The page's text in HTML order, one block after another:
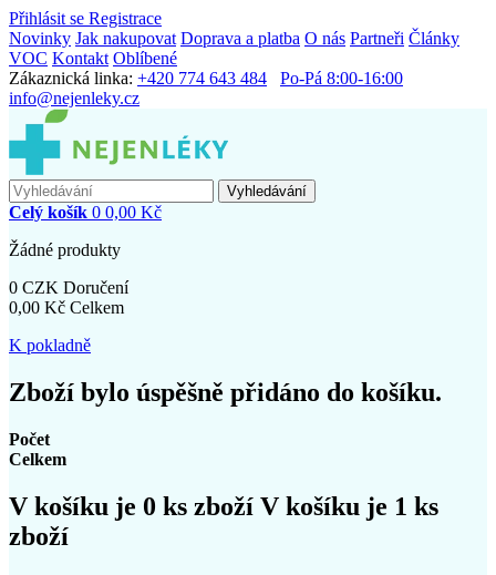
Přihlásit se Registrace
Novinky Jak nakupovat Doprava a platba O nás Partneři Články
VOC Kontakt Oblíbené
Zákaznická linka: +420 774 643 484
Po-Pá 8:00-16:00
info@nejenleky.cz
Vyhledávání
Celý košík 0 0,00 Kč
Žádné produkty
0 CZK Doručení
0,00 Kč Celkem
K pokladně
Zboží bylo úspěšně přidáno do košíku.
Počet
Celkem
V košíku je 0 ks zboží V košíku je 1 ks
zboží